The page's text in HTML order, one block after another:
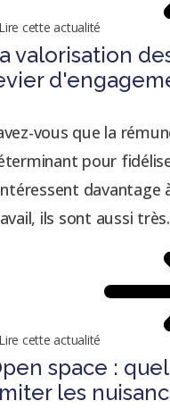
cette actualité
valorisation
vous que la
pour
davantage
ils sont aussi
cette actualité
space :
les